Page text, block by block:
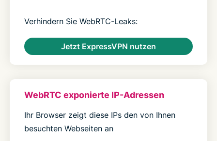
Verhindern Sie WebRTC-Leaks:
Jetzt ExpressVPN nutzen
WebRTC exponierte IP-Adressen
Ihr Browser zeigt diese IPs den von Ihnen
besuchten Webseiten an